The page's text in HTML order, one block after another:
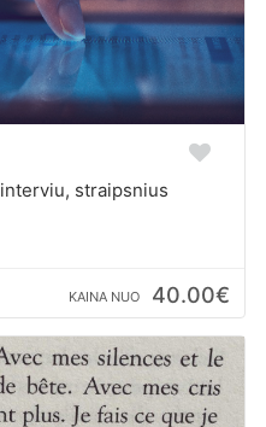
straipsnius
KAINA NUO 40.00€